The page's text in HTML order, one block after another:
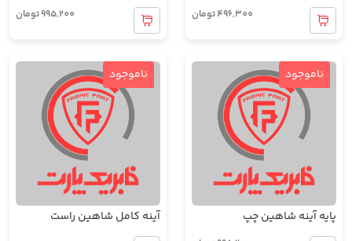
496,300تومان 995,200تومان
ناموجود
پایه آینه شاهین چپ
ناموجود
آینه کامل شاهین راست